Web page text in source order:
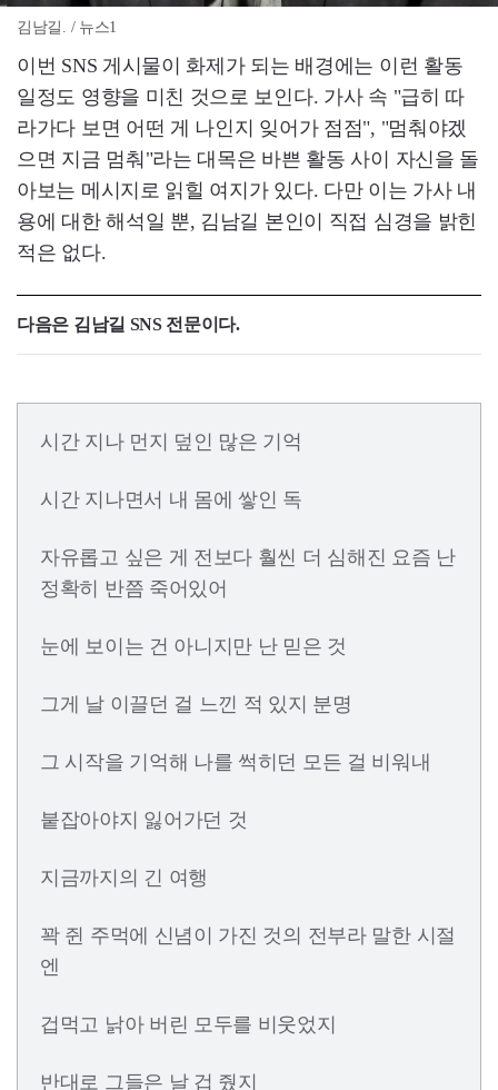
김남길. / 뉴스1
이번 SNS 게시물이 화제가 되는 배경에는 이런 활동
일정도 영향을 미친 것으로 보인다. 가사 속 "급히 따
라가다 보면 어떤 게 나인지 잊어가 점점", "멈춰야겠
으면 지금 멈춰"라는 대목은 바쁜 활동 사이 자신을 돌
아보는 메시지로 읽힐 여지가 있다. 다만 이는 가사 내
용에 대한 해석일 뿐, 김남길 본인이 직접 심경을 밝힌
적은 없다.
다음은 김남길 SNS 전문이다.
시간 지나 먼지 덮인 많은 기억
시간 지나면서 내 몸에 쌓인 독
자유롭고 싶은 게 전보다 훨씬 더 심해진 요즘 난
정확히 반쯤 죽어있어
눈에 보이는 건 아니지만 난 믿은 것
그게 날 이끌던 걸 느낀 적 있지 분명
그 시작을 기억해 나를 썩히던 모든 걸 비워내
붙잡아야지 잃어가던 것
지금까지의 긴 여행
꽉 쥔 주먹에 신념이 가진 것의 전부라 말한 시절
엔
겁먹고 낡아 버린 모두를 비웃었지
반대로 그들은 날 겁 줬지